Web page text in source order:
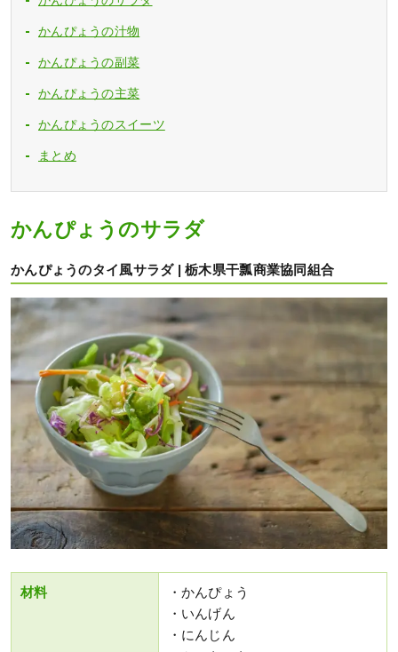
かんぴょうの汁物
かんぴょうの副菜
かんぴょうの主菜
かんぴょうのスイーツ
まとめ
かんぴょうのサラダ
かんぴょうのタイ風サラダ | 栃木県干瓢商業協同組合
材料
・かんぴょう
・いんげん
・にんじん